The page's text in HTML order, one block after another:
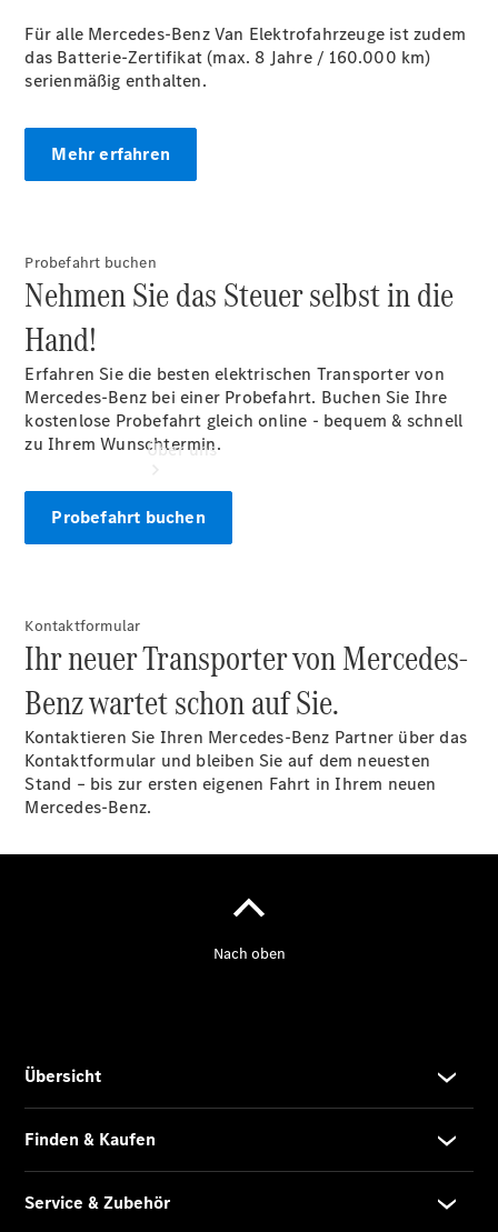
Pappas
Reifenhotel
VanSolution
Intelligente
Fahrzeugsteuerung
Über uns
Ansprechpartner
Kontaktformular
Für alle Mercedes-Benz Van Elektrofahrzeuge ist zudem
das Batterie-Zertifikat (max. 8 Jahre / 160.000 km)
serienmäßig enthalten.
Mehr erfahren
Probefahrt buchen
Nehmen Sie das Steuer selbst in die
Hand!
Erfahren Sie die besten elektrischen Transporter von
Mercedes-Benz bei einer Probefahrt. Buchen Sie Ihre
kostenlose Probefahrt gleich online - bequem & schnell
zu Ihrem Wunschtermin.
Probefahrt buchen
Kontaktformular
Ihr neuer Transporter von Mercedes-
Benz wartet schon auf Sie.
Kontaktieren Sie Ihren Mercedes-Benz Partner über das
Kontaktformular und bleiben Sie auf dem neuesten
Stand – bis zur ersten eigenen Fahrt in Ihrem neuen
Mercedes-Benz.